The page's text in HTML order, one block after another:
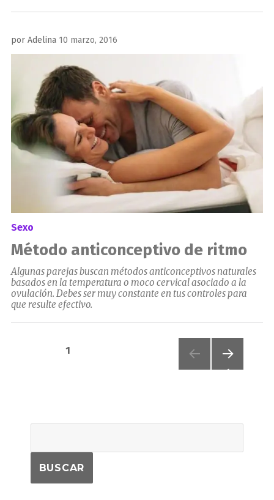
por Adelina Publicado
el
10 marzo, 2016
Sexo
Método anticonceptivo de ritmo
Algunas parejas buscan métodos anticonceptivos naturales
basados en la temperatura o moco cervical asociado a la
ovulación. Debes ser muy constante en tus controles para
que resulte efectivo.
Paginación
PÁGINA1